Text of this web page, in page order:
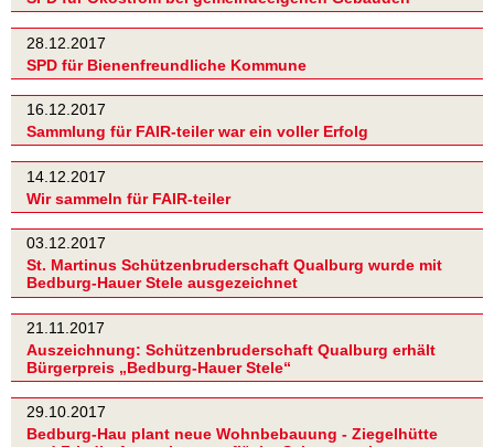
28.12.2017
SPD für Bienenfreundliche Kommune
16.12.2017
Sammlung für FAIR-teiler war ein voller Erfolg
14.12.2017
Wir sammeln für FAIR-teiler
03.12.2017
St. Martinus Schützenbruderschaft Qualburg wurde mit
Bedburg-Hauer Stele ausgezeichnet
21.11.2017
Auszeichnung: Schützenbruderschaft Qualburg erhält
Bürgerpreis „Bedburg-Hauer Stele“
29.10.2017
Bedburg-Hau plant neue Wohnbebauung - Ziegelhütte